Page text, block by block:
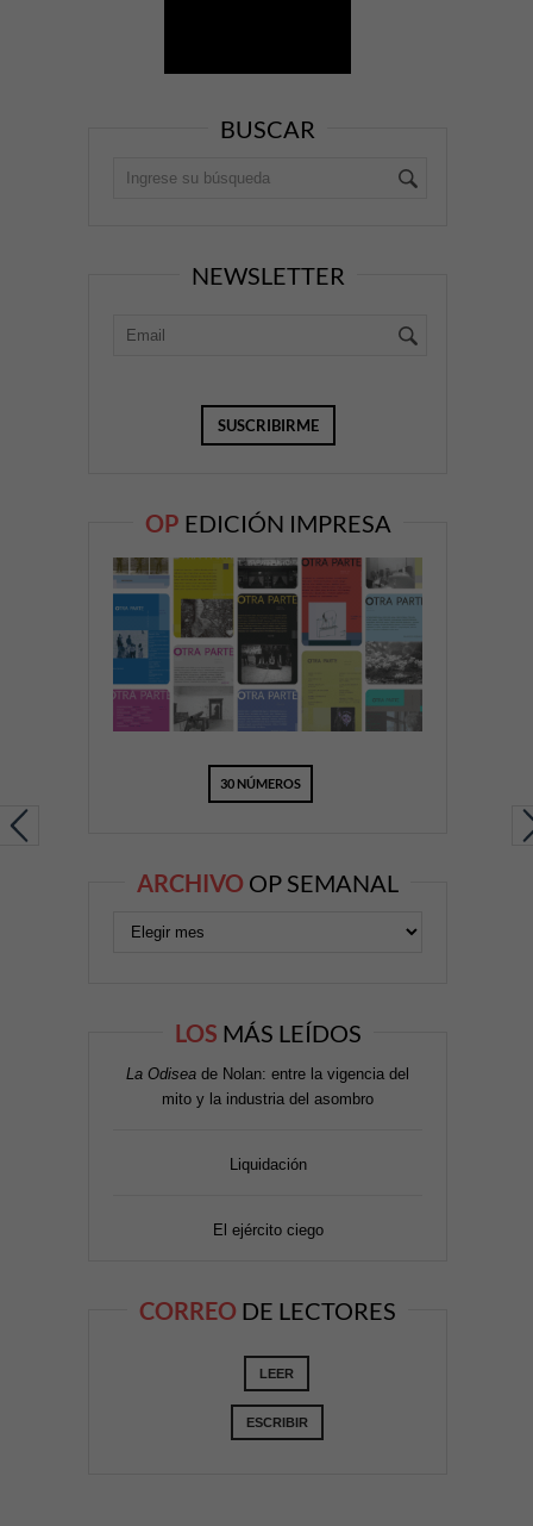
BUSCAR
NEWSLETTER
OP EDICIÓN IMPRESA
30 NÚMEROS
ARCHIVO OP SEMANAL
LOS MÁS LEÍDOS
La Odisea de Nolan: entre la vigencia del
mito y la industria del asombro
Liquidación
El ejército ciego
CORREO DE LECTORES
LEER
ESCRIBIR